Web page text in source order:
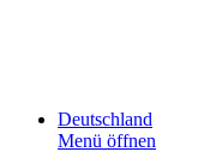
Deutschland
Menü öffnen